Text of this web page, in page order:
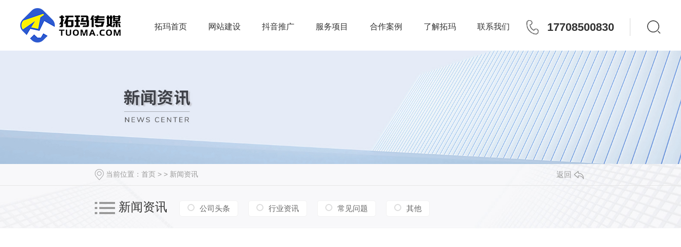
拓玛首页 网站建设 抖音推广 服务项目 合作案例 了解拓玛 联系我们 17708500830
当前位置： 首页 > > 新闻资讯 返回
新闻资讯 公司头条 行业资讯 常见问题 其他